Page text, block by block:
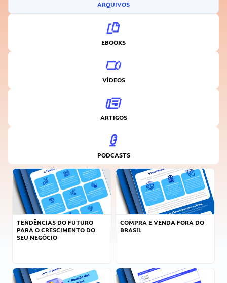
ARQUIVOS
EBOOKS
VÍDEOS
ARTIGOS
PODCASTS
TENDÊNCIAS DO FUTURO
PARA O CRESCIMENTO DO
SEU NEGÓCIO
COMPRA E VENDA FORA DO
BRASIL